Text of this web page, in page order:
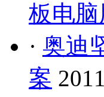
板电脑
· 奥迪
案